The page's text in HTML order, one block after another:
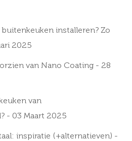
installeren? Zo
2025
van Nano Coating - 28
van
- 03 Maart 2025
inspiratie (+alternatieven) -